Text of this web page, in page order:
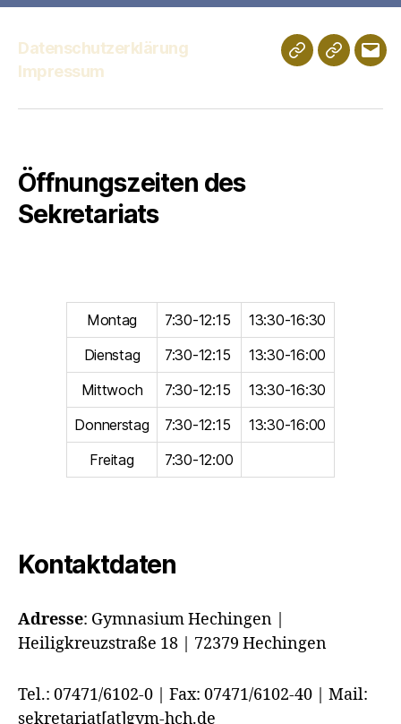
Datenschutzerklärung
Impressum
Schulportfolio
Digitales
E-
Öffnungszeiten des
Sekretariats
Montag 7:30-12:15
13:30-16:30
Dienstag
7:30-12:15
13:30-16:00
Mittwoch
7:30-12:15
13:30-16:30
Donnerstag
7:30-12:15
13:30-16:00
Freitag
7:30-12:00
Kontaktdaten
Adresse: Gymnasium Hechingen |
Heiligkreuzstraße 18 | 72379 Hechingen
Tel.: 07471/6102-0 | Fax: 07471/6102-40 | Mail:
sekretariat[at]gym-hch.de